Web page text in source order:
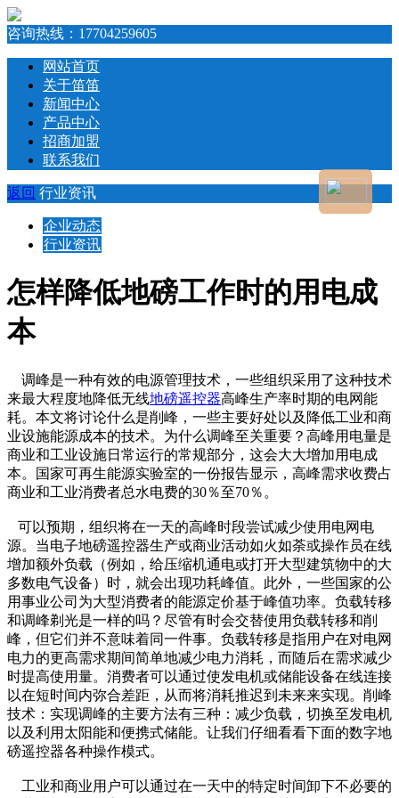
咨询热线： 17704259605
网站首页
关于笛笛
新闻中心
产品中心
招商加盟
联系我们
返回 行业资讯
企业动态
行业资讯
怎样降低地磅工作时的用电成
本
调峰是一种有效的电源管理技术，一些组织采用了这种技术
来最大程度地降低无线地磅遥控器高峰生产率时期的电网能
耗。本文将讨论什么是削峰，一些主要好处以及降低工业和商
业设施能源成本的技术。为什么调峰至关重要？高峰用电量是
商业和工业设施日常运行的常规部分，这会大大增加用电成
本。国家可再生能源实验室的一份报告显示，高峰需求收费占
商业和工业消费者总水电费的30％至70％。
可以预期，组织将在一天的高峰时段尝试减少使用电网电
源。当电子地磅遥控器生产或商业活动如火如荼或操作员在线
增加额外负载（例如，给压缩机通电或打开大型建筑物中的大
多数电气设备）时，就会出现功耗峰值。此外，一些国家的公
用事业公司为大型消费者的能源定价基于峰值功率。负载转移
和调峰剃光是一样的吗？尽管有时会交替使用负载转移和削
峰，但它们并不意味着同一件事。负载转移是指用户在对电网
电力的更高需​​求期间简单地减少电力消耗，而随后在需求减少
时提高使用量。消费者可以通过使发电机或储能设备在线连接
以在短时间内弥合差距，从而将消耗推迟到未来来实现。削峰
技术：实现调峰的主要方法有三种：减少负载，切换至发电机
以及利用太阳能和便携式储能。让我们仔细看看下面的数字地
磅遥控器各种操作模式。
工业和商业用户可以通过在一天中的特定时间卸下不必要的